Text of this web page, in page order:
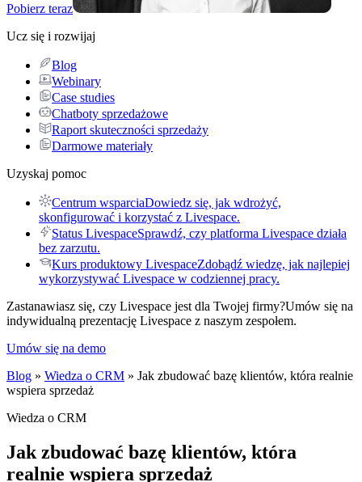
Pobierz teraz
Ucz się i rozwijaj
Blog
Webinary
Case studies
Chatboty sprzedażowe
Raport skuteczności sprzedaży
Darmowe materiały
Uzyskaj pomoc
Centrum wsparciaDowiedz się, jak wdrożyć,
skonfigurować i korzystać z Livespace.
Status LivespaceSprawdź, czy platforma Livespace działa
bez zarzutu.
Kurs produktowy LivespaceZdobądź wiedzę, jak najlepiej
wykorzystywać Livespace w codziennej pracy.
Zastanawiasz się, czy Livespace jest dla Twojej firmy?Umów się na
indywidualną prezentację Livespace z naszym zespołem.
Umów się na demo
Blog » Wiedza o CRM » Jak zbudować bazę klientów, która realnie
wspiera sprzedaż
Wiedza o CRM
Jak zbudować bazę klientów, która
realnie wspiera sprzedaż